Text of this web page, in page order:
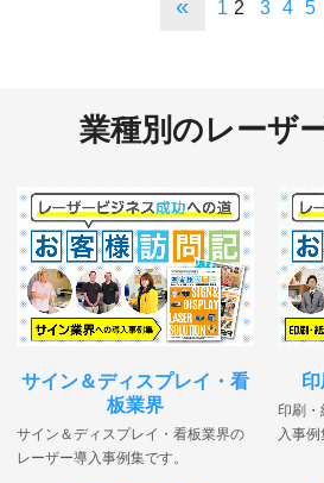
« 1 2 3 4 5
業種別のレーザ
サイン＆ディスプレイ・看
板業界
サイン＆ディスプレイ・看板業界の
レーザー導入事例集です。
印刷・
入事例